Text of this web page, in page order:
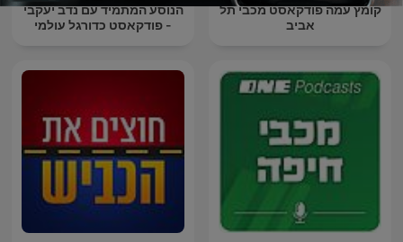
קומץ עמה פודקאסט מכבי תל
אביב
הנוסע המתמיד עם נדב יעקבי
- פודקאסט כדורגל עולמי